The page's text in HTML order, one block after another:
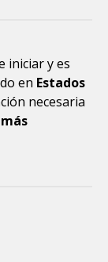
iniciar y es
en Estados
necesaria
más